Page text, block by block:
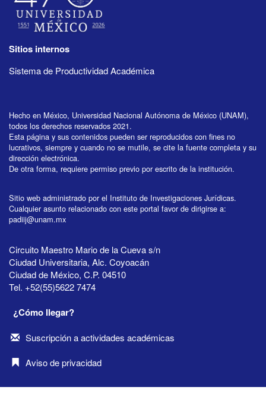
Sitios internos
Sistema de Productividad Académica
Hecho en México, Universidad Nacional Autónoma de México (UNAM),
todos los derechos reservados 2021.
Esta página y sus contenidos pueden ser reproducidos con fines no
lucrativos, siempre y cuando no se mutile, se cite la fuente completa y su
dirección electrónica.
De otra forma, requiere permiso previo por escrito de la institución.
Sitio web administrado por el Instituto de Investigaciones Jurídicas.
Cualquier asunto relacionado con este portal favor de dirigirse a:
padiij@unam.mx
Circuito Maestro Mario de la Cueva s/n
Ciudad Universitaria, Alc. Coyoacán
Ciudad de México, C.P. 04510
Tel. +52(55)5622 7474
¿Cómo llegar?
Suscripción a actividades académicas
Aviso de privacidad